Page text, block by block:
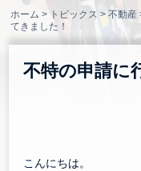
ホーム > トピックス >不動産
てきました！
不特の申請に
こんにちは。